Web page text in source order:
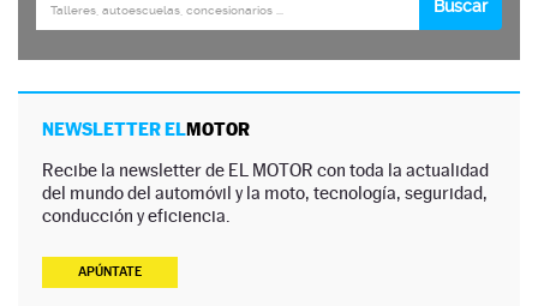
NEWSLETTER ELMOTOR
Recibe la newsletter de EL MOTOR con toda la actualidad
del mundo del automóvil y la moto, tecnología, seguridad,
conducción y eficiencia.
APÚNTATE